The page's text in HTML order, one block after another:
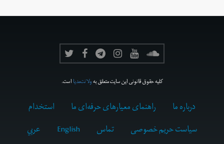
کلیه حقوق قانونی این سایت متعلق بهولانت‌مدیااست.
درباره ما راهنمای معیارهای حرفه‌ای ما
استخدام
سیاست حریم خصوصی
تماس English
عربي